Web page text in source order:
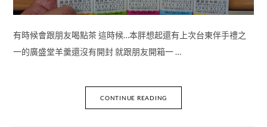
有時候會跟朋友喝點茶 這時候…本胖想起還有上次台東伴手禮之
一的廣盛堂羊羹還沒有開封 就跟朋友開箱一 …
CONTINUE READING